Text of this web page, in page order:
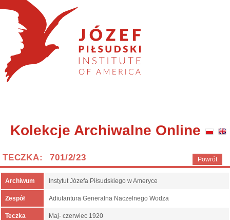
Kolekcje Archiwalne Online
Powrót
TECZKA: 701/2/23
Archiwum Instytut Józefa Piłsudskiego w Ameryce
Zespół Adiutantura Generalna Naczelnego Wodza
Teczka Maj- czerwiec 1920